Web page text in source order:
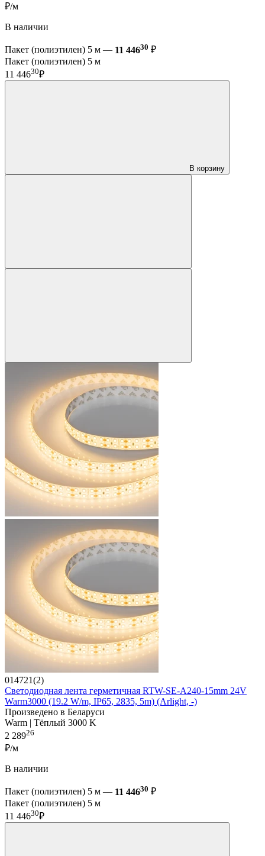
₽/м
В наличии
Пакет (полиэтилен) 5 м — 11 44630 ₽
Пакет (полиэтилен) 5 м
11 44630₽
В корзину
014721(2)
Светодиодная лента герметичная RTW-SE-A240-15mm 24V
Warm3000 (19.2 W/m, IP65, 2835, 5m) (Arlight, -)
Произведено в Беларуси
Warm | Тёплый 3000 K
2 28926
₽/м
В наличии
Пакет (полиэтилен) 5 м — 11 44630 ₽
Пакет (полиэтилен) 5 м
11 44630₽